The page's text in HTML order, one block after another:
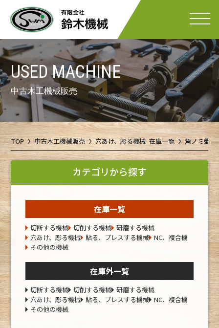
USED MACHINE
中古木工機械販売
TOP 中古木工機械販売 穴あけ、彫る機械 在庫一覧 角ノミ盤
カテゴリから探す
在庫一覧
切断する機械 切削する機械 研磨する機械
穴あけ、彫る機械 貼る、プレスする機械 NC、複合機
その他の機械
在庫外一覧
切断する機械 切削する機械 研磨する機械
穴あけ、彫る機械 貼る、プレスする機械 NC、複合機
その他の機械